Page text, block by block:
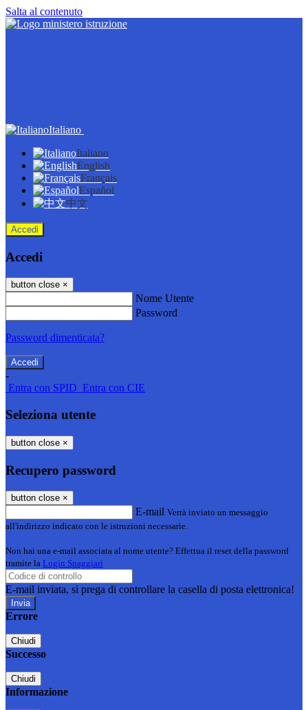
Salta al contenuto
Italiano
Italiano
English
Français
Español
中文
Accedi
Accedi
button close ×
Nome Utente
Password
Password dimenticata?
-
Entra con SPID Entra con CIE
Seleziona utente
button close ×
Recupero password
button close ×
E-mail Verrà inviato un messaggio
all'indirizzo indicato con le istruzioni necessarie.
Non hai una e-mail associata al nome utente? Effettua il reset della password
tramite la Login Spaggiari
E-mail inviata, si prega di controllare la casella di posta elettronica!
Errore
Chiudi
Successo
Chiudi
Informazione